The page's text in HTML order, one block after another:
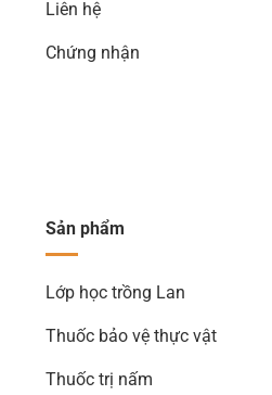
Liên hệ
Chứng nhận
Sản phẩm
Lớp học trồng Lan
Thuốc bảo vệ thực vật
Thuốc trị nấm